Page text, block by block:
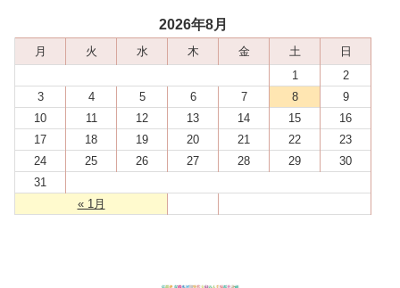
2026年8月
月 火 水 木 金 土 日
« 1月
1
2
3
4 5 6 7 8
9
10
11 12 13 14 15
16
17
18 19 20 21 22
23
24
25 26 27 28 29
30
31